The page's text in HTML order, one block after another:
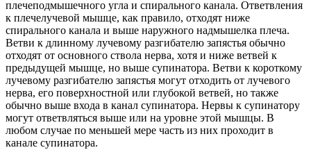
плечеподмышечного угла и спирального канала. Ответвления
к плечелучевой мышце, как правило, отходят ниже
спирального канала и выше наружного надмышелка плеча.
Ветви к длинному лучевому разгибателю запястья обычно
отходят от основного ствола нерва, хотя и ниже ветвей к
предыдущей мышце, но выше супинатора. Ветви к короткому
лучевому разгибателю запястья могут отходить от лучевого
нерва, его поверхностной или глубокой ветвей, но также
обычно выше входа в канал супинатора. Нервы к супинатору
могут ответвляться выше или на уровне этой мышцы. В
любом случае по меньшей мере часть из них проходит в
канале супинатора.